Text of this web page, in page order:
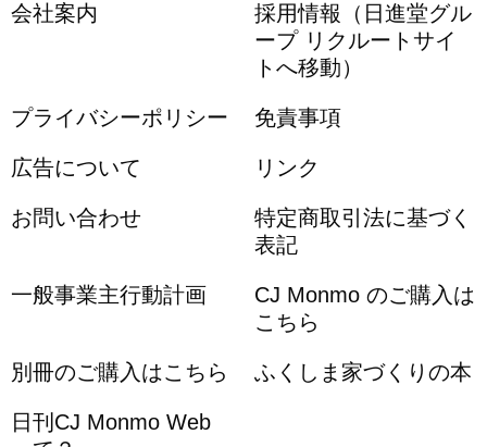
会社案内
採用情報（日進堂グル
ープ リクルートサイ
トへ移動）
プライバシーポリシー 免責事項
広告について リンク
お問い合わせ
特定商取引法に基づく
表記
一般事業主行動計画
CJ Monmo のご購入は
こちら
別冊のご購入はこちら ふくしま家づくりの本
日刊CJ Monmo Web